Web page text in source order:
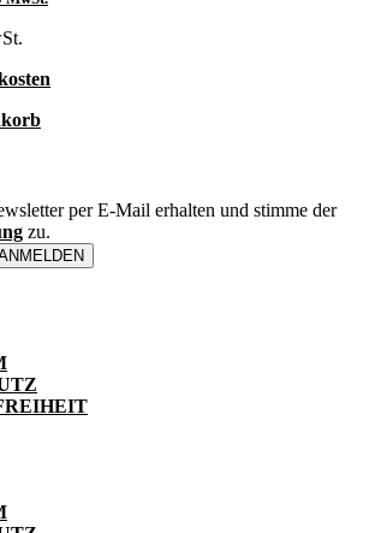
per E-Mail erhalten und stimme der
zu.